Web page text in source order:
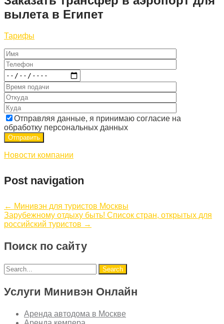
вылета в Египет
Тарифы
Отправляя данные, я принимаю согласие на
обработку персональных данных
Новости компании
Post navigation
← Минивэн для туристов Москвы
Зарубежному отдыху быть! Список стран, открытых для
российский туристов →
Поиск по сайту
Услуги Минивэн Онлайн
Аренда автодома в Москве